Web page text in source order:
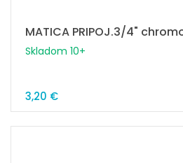
MATICA PRIPOJ.3/4"
Skladom 10+
3,20 €